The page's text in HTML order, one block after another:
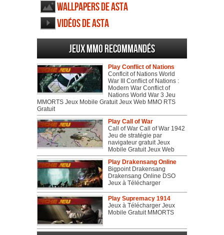
Wallpapers de Asta
Vidéos de Asta
Jeux MMO recommandés
Play Conflict of Nations
Conflcit of Nations World
War III Conflict of Nations :
Modern War Conflict of
Nations World War 3 Jeu
MMORTS Jeux Mobile Gratuit Jeux Web MMO RTS
Gratuit
Play Call of War
Call of War Call of War 1942
Jeu de stratégie par
navigateur gratuit Jeux
Mobile Gratuit Jeux Web
Play Drakensang Online
Bigpoint Drakensang
Drakensang Online DSO
Jeux à Télécharger
Play Supremacy 1914
Jeux à Télécharger Jeux
Mobile Gratuit MMORTS